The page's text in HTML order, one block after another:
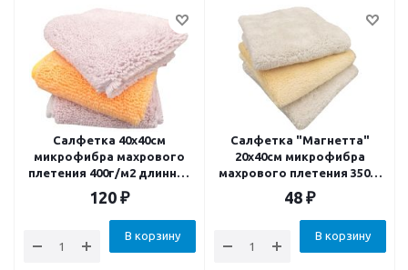
Салфетка 40х40см
микрофибра махрового
плетения 400г/м2 длинно-
короткий ворс
120 ₽
В корзину
Салфетка "Магнетта"
20х40см микрофибра
махрового плетения 350г/
м2
48 ₽
В корзину